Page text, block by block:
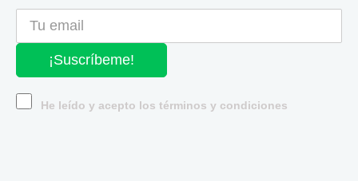
¡Suscríbeme!
He leído y acepto los términos y condiciones